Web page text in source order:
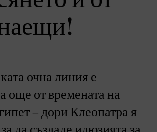
очна линия е
още от времената на
– дори Клеопатра я